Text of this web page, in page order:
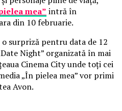
mea” intră în
din 10 februarie.
surpriză pentru data de 12
Night” organizată în mai
Cinema City unde toți cei
„În pielea mea” vor primi
Avon.